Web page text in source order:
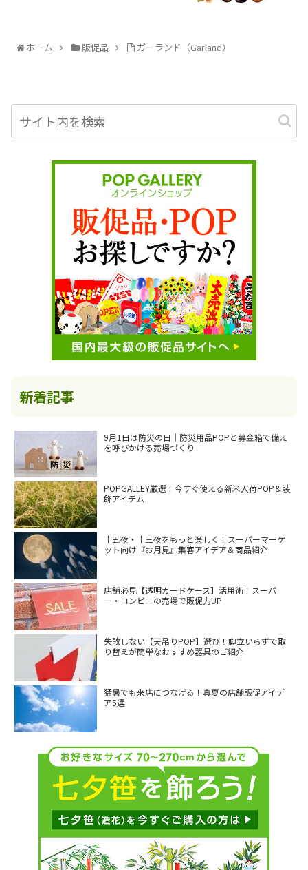
ホーム 販促品 ガーランド（Garland）
新着記事
9月1日は防災の日｜防災用品POPと募金箱で備え
を呼びかける売場づくり
POPGALLEY厳選！今すぐ使える新米入荷POP＆装
飾アイテム
十五夜・十三夜をもっと楽しく！スーパーマーケ
ット向け『お月見』集客アイデア＆商品紹介
店舗必見【透明カードケース】活用術！スーパ
ー・コンビニの売場で販促力UP
失敗しない【天吊りPOP】選び！脚立いらずで取
り替えが簡単なおすすめ器具のご紹介
猛暑でも来店につなげる！真夏の店舗販促アイデ
ア5選